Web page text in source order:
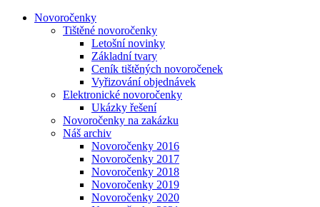
Novoročenky
Tištěné novoročenky
Letošní novinky
Základní tvary
Ceník tištěných novoročenek
Vyřizování objednávek
Elektronické novoročenky
Ukázky řešení
Novoročenky na zakázku
Náš archiv
Novoročenky 2016
Novoročenky 2017
Novoročenky 2018
Novoročenky 2019
Novoročenky 2020